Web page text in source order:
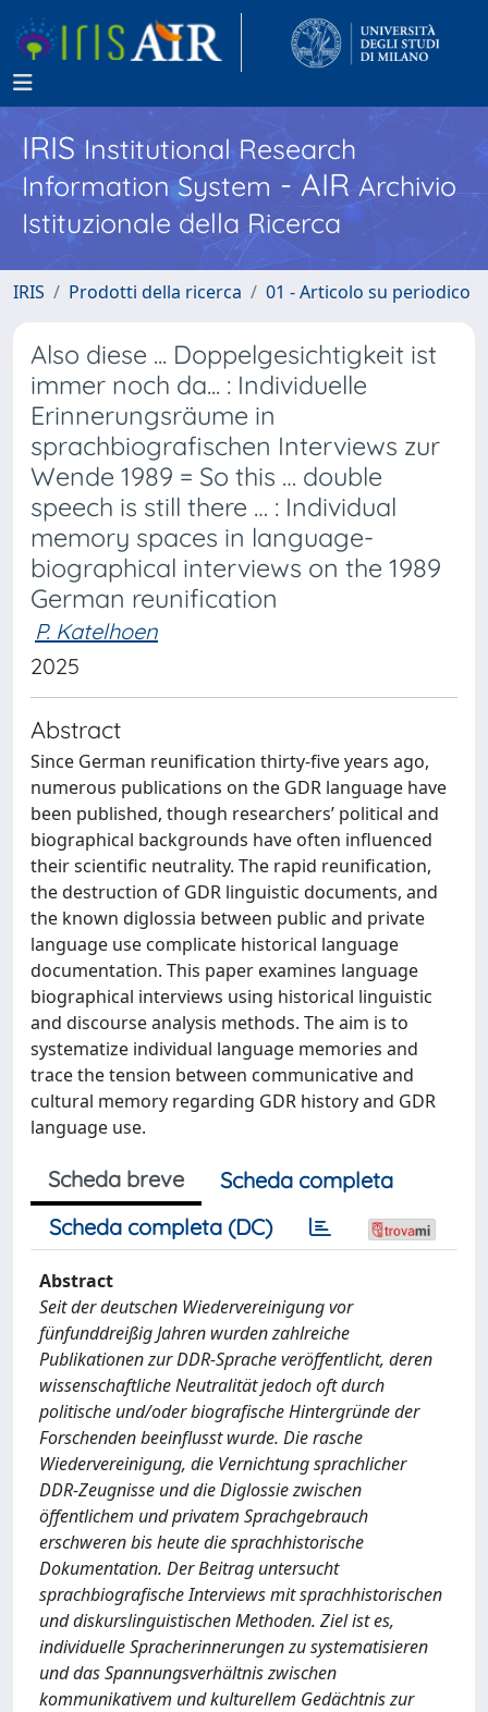
IRISInstitutional Research
Information System - AIR Archivio
Istituzionale della Ricerca
IRIS Prodotti della ricerca 01 - Articolo su periodico
Also diese ... Doppelgesichtigkeit ist
immer noch da... : Individuelle
Erinnerungsräume in
sprachbiografischen Interviews zur
Wende 1989 = So this … double
speech is still there … : Individual
memory spaces in language-
biographical interviews on the 1989
German reunification
P. Katelhoen
2025
Abstract
Since German reunification thirty-five years ago,
numerous publications on the GDR language have
been published, though researchers’ political and
biographical backgrounds have often influenced
their scientific neutrality. The rapid reunification,
the destruction of GDR linguistic documents, and
the known diglossia between public and private
language use complicate historical language
documentation. This paper examines language
biographical interviews using historical linguistic
and discourse analysis methods. The aim is to
systematize individual language memories and
trace the tension between communicative and
cultural memory regarding GDR history and GDR
language use.
Scheda breve
Scheda completa
Scheda completa (DC)
Abstract
Seit der deutschen Wiedervereinigung vor
fünfunddreißig Jahren wurden zahlreiche
Publikationen zur DDR-Sprache veröffentlicht, deren
wissenschaftliche Neutralität jedoch oft durch
politische und/oder biografische Hintergründe der
Forschenden beeinflusst wurde. Die rasche
Wiedervereinigung, die Vernichtung sprachlicher
DDR-Zeugnisse und die Diglossie zwischen
öffentlichem und privatem Sprachgebrauch
erschweren bis heute die sprachhistorische
Dokumentation. Der Beitrag untersucht
sprachbiografische Interviews mit sprachhistorischen
und diskurslinguistischen Methoden. Ziel ist es,
individuelle Spracherinnerungen zu systematisieren
und das Spannungsverhältnis zwischen
kommunikativem und kulturellem Gedächtnis zur